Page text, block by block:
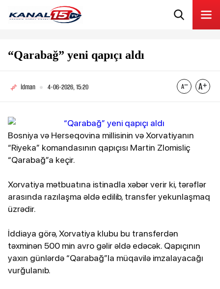
“Qarabağ” yeni qapıçı aldı
İdman 4-06-2026, 15:20
Bosniya və Herseqovina millisinin və Xorvatiyanın
“Riyeka” komandasının qapıçısı Martin Zlomisliç
“Qarabağ”a keçir.
Xorvatiya mətbuatına istinadla xəbər verir ki, tərəflər
arasında razılaşma əldə edilib, transfer yekunlaşmaq
üzrədir.
İddiaya görə, Xorvatiya klubu bu transferdən
təxminən 500 min avro gəlir əldə edəcək. Qapıçının
yaxın günlərdə “Qarabağ”la müqavilə imzalayacağı
vurğulanıb.